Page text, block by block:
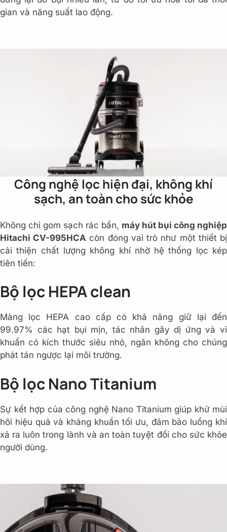
gian và năng suất lao động.
Công nghệ lọc hiện đại, không khí
sạch, an toàn cho sức khỏe
Không chỉ gom sạch rác bẩn, máy hút bụi công nghiệp
Hitachi CV-995HCA còn đóng vai trò như một thiết bị
cải thiện chất lượng không khí nhờ hệ thống lọc kép
tiên tiến:
Bộ lọc HEPA clean
Màng lọc HEPA cao cấp có khả năng giữ lại đến
99.97% các hạt bụi mịn, tác nhân gây dị ứng và vi
khuẩn có kích thước siêu nhỏ, ngăn không cho chúng
phát tán ngược lại môi trường.
Bộ lọc Nano Titanium
Sự kết hợp của công nghệ Nano Titanium giúp khử mùi
hôi hiệu quả và kháng khuẩn tối ưu, đảm bảo luồng khí
xả ra luôn trong lành và an toàn tuyệt đối cho sức khỏe
người dùng.